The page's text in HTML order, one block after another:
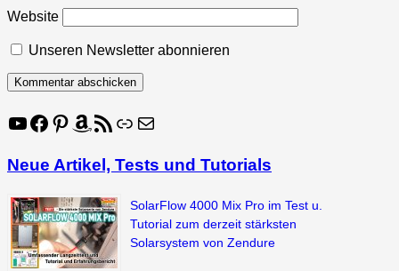
Website
Unseren Newsletter abonnieren
YouTube
Facebook
Pinterest
Amazon
RSS-Feed
Link
E-Mail
Neue Artikel, Tests und Tutorials
SolarFlow 4000 Mix Pro im Test u.
Tutorial zum derzeit stärksten
Solarsystem von Zendure